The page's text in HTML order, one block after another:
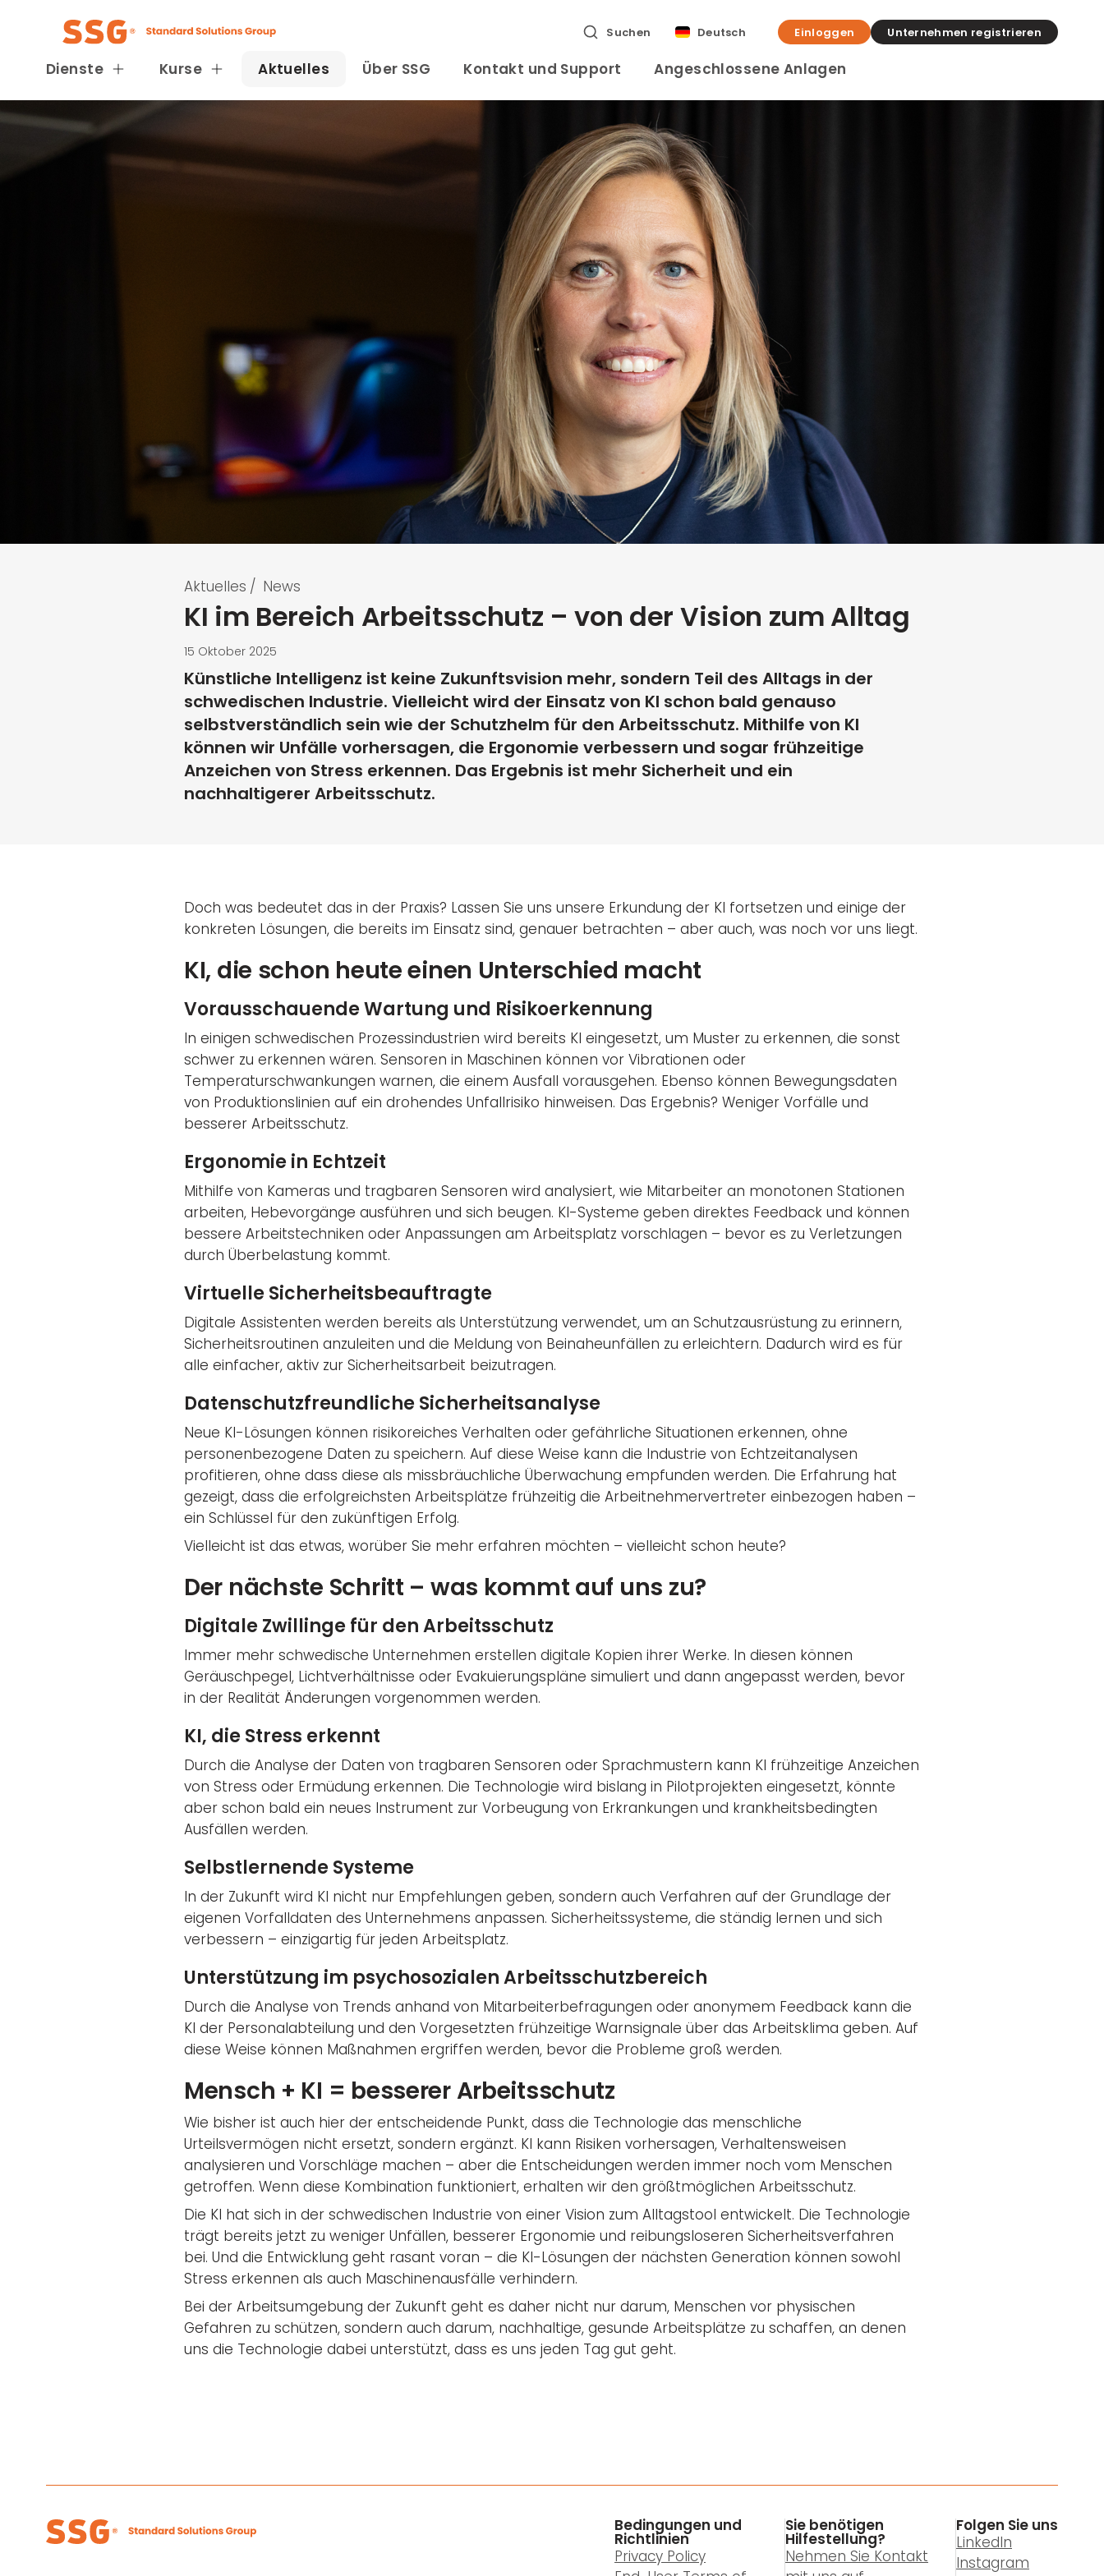
Suchen Deutsch Einloggen Unternehmen registrieren
Dienste Kurse Aktuelles Über SSG Kontakt und Support Angeschlossene Anlagen
Aktuelles / News
KI im Bereich Arbeitsschutz – von der Vision zum Alltag
15 Oktober 2025
Künstliche Intelligenz ist keine Zukunftsvision mehr, sondern Teil des Alltags in der
schwedischen Industrie. Vielleicht wird der Einsatz von KI schon bald genauso
selbstverständlich sein wie der Schutzhelm für den Arbeitsschutz. Mithilfe von KI
können wir Unfälle vorhersagen, die Ergonomie verbessern und sogar frühzeitige
Anzeichen von Stress erkennen. Das Ergebnis ist mehr Sicherheit und ein
nachhaltigerer Arbeitsschutz.
Doch was bedeutet das in der Praxis? Lassen Sie uns unsere Erkundung der KI fortsetzen und einige der
konkreten Lösungen, die bereits im Einsatz sind, genauer betrachten – aber auch, was noch vor uns liegt.
KI, die schon heute einen Unterschied macht
Vorausschauende Wartung und Risikoerkennung
In einigen schwedischen Prozessindustrien wird bereits KI eingesetzt, um Muster zu erkennen, die sonst
schwer zu erkennen wären. Sensoren in Maschinen können vor Vibrationen oder
Temperaturschwankungen warnen, die einem Ausfall vorausgehen. Ebenso können Bewegungsdaten
von Produktionslinien auf ein drohendes Unfallrisiko hinweisen. Das Ergebnis? Weniger Vorfälle und
besserer Arbeitsschutz.
Ergonomie in Echtzeit
Mithilfe von Kameras und tragbaren Sensoren wird analysiert, wie Mitarbeiter an monotonen Stationen
arbeiten, Hebevorgänge ausführen und sich beugen. KI-Systeme geben direktes Feedback und können
bessere Arbeitstechniken oder Anpassungen am Arbeitsplatz vorschlagen – bevor es zu Verletzungen
durch Überbelastung kommt.
Virtuelle Sicherheitsbeauftragte
Digitale Assistenten werden bereits als Unterstützung verwendet, um an Schutzausrüstung zu erinnern,
Sicherheitsroutinen anzuleiten und die Meldung von Beinaheunfällen zu erleichtern. Dadurch wird es für
alle einfacher, aktiv zur Sicherheitsarbeit beizutragen.
Datenschutzfreundliche Sicherheitsanalyse
Neue KI-Lösungen können risikoreiches Verhalten oder gefährliche Situationen erkennen, ohne
personenbezogene Daten zu speichern. Auf diese Weise kann die Industrie von Echtzeitanalysen
profitieren, ohne dass diese als missbräuchliche Überwachung empfunden werden. Die Erfahrung hat
gezeigt, dass die erfolgreichsten Arbeitsplätze frühzeitig die Arbeitnehmervertreter einbezogen haben –
ein Schlüssel für den zukünftigen Erfolg.
Vielleicht ist das etwas, worüber Sie mehr erfahren möchten – vielleicht schon heute?
Der nächste Schritt – was kommt auf uns zu?
Digitale Zwillinge für den Arbeitsschutz
Immer mehr schwedische Unternehmen erstellen digitale Kopien ihrer Werke. In diesen können
Geräuschpegel, Lichtverhältnisse oder Evakuierungspläne simuliert und dann angepasst werden, bevor
in der Realität Änderungen vorgenommen werden.
KI, die Stress erkennt
Durch die Analyse der Daten von tragbaren Sensoren oder Sprachmustern kann KI frühzeitige Anzeichen
von Stress oder Ermüdung erkennen. Die Technologie wird bislang in Pilotprojekten eingesetzt, könnte
aber schon bald ein neues Instrument zur Vorbeugung von Erkrankungen und krankheitsbedingten
Ausfällen werden.
Selbstlernende Systeme
In der Zukunft wird KI nicht nur Empfehlungen geben, sondern auch Verfahren auf der Grundlage der
eigenen Vorfalldaten des Unternehmens anpassen. Sicherheitssysteme, die ständig lernen und sich
verbessern – einzigartig für jeden Arbeitsplatz.
Unterstützung im psychosozialen Arbeitsschutzbereich
Durch die Analyse von Trends anhand von Mitarbeiterbefragungen oder anonymem Feedback kann die
KI der Personalabteilung und den Vorgesetzten frühzeitige Warnsignale über das Arbeitsklima geben. Auf
diese Weise können Maßnahmen ergriffen werden, bevor die Probleme groß werden.
Mensch + KI = besserer Arbeitsschutz
Wie bisher ist auch hier der entscheidende Punkt, dass die Technologie das menschliche
Urteilsvermögen nicht ersetzt, sondern ergänzt. KI kann Risiken vorhersagen, Verhaltensweisen
analysieren und Vorschläge machen – aber die Entscheidungen werden immer noch vom Menschen
getroffen. Wenn diese Kombination funktioniert, erhalten wir den größtmöglichen Arbeitsschutz.
Die KI hat sich in der schwedischen Industrie von einer Vision zum Alltagstool entwickelt. Die Technologie
trägt bereits jetzt zu weniger Unfällen, besserer Ergonomie und reibungsloseren Sicherheitsverfahren
bei. Und die Entwicklung geht rasant voran – die KI-Lösungen der nächsten Generation können sowohl
Stress erkennen als auch Maschinenausfälle verhindern.
Bei der Arbeitsumgebung der Zukunft geht es daher nicht nur darum, Menschen vor physischen
Gefahren zu schützen, sondern auch darum, nachhaltige, gesunde Arbeitsplätze zu schaffen, an denen
uns die Technologie dabei unterstützt, dass es uns jeden Tag gut geht.
Bedingungen und
Richtlinien
Privacy Policy
Sie benötigen
Hilfestellung?
Nehmen Sie Kontakt
Folgen Sie uns
LinkedIn
Instagram